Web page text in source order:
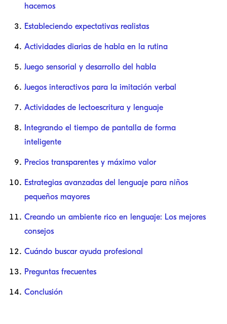
hacemos
Estableciendo expectativas realistas
Actividades diarias de habla en la rutina
Juego sensorial y desarrollo del habla
Juegos interactivos para la imitación verbal
Actividades de lectoescritura y lenguaje
Integrando el tiempo de pantalla de forma
inteligente
Precios transparentes y máximo valor
Estrategias avanzadas del lenguaje para niños
pequeños mayores
Creando un ambiente rico en lenguaje: Los mejores
consejos
Cuándo buscar ayuda profesional
Preguntas frecuentes
Conclusión